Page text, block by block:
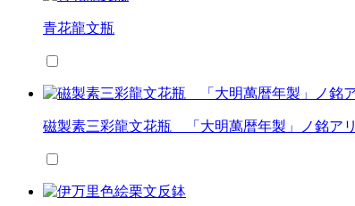
青花龍文瓶
磁製素三彩龍文花瓶 「大明萬暦年製」ノ銘アリ